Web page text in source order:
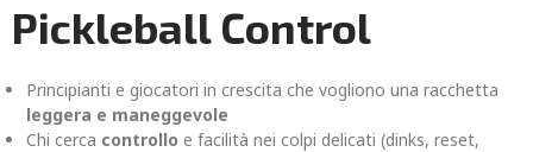
Pickleball Control
Principianti e giocatori in crescita che vogliono una racchetta
leggera e maneggevole
Chi cerca controllo e facilità nei colpi delicati (dinks, reset,